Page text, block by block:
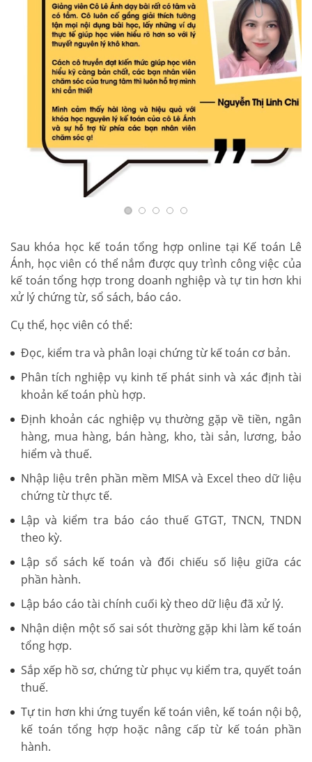
Sau khóa học kế toán tổng hợp online tại Kế toán Lê
Ánh, học viên có thể nắm được quy trình công việc của
kế toán tổng hợp trong doanh nghiệp và tự tin hơn khi
xử lý chứng từ, sổ sách, báo cáo.
Cụ thể, học viên có thể:
Đọc, kiểm tra và phân loại chứng từ kế toán cơ bản.
Phân tích nghiệp vụ kinh tế phát sinh và xác định tài
khoản kế toán phù hợp.
Định khoản các nghiệp vụ thường gặp về tiền, ngân
hàng, mua hàng, bán hàng, kho, tài sản, lương, bảo
hiểm và thuế.
Nhập liệu trên phần mềm MISA và Excel theo dữ liệu
chứng từ thực tế.
Lập và kiểm tra báo cáo thuế GTGT, TNCN, TNDN
theo kỳ.
Lập sổ sách kế toán và đối chiếu số liệu giữa các
phần hành.
Lập báo cáo tài chính cuối kỳ theo dữ liệu đã xử lý.
Nhận diện một số sai sót thường gặp khi làm kế toán
tổng hợp.
Sắp xếp hồ sơ, chứng từ phục vụ kiểm tra, quyết toán
thuế.
Tự tin hơn khi ứng tuyển kế toán viên, kế toán nội bộ,
kế toán tổng hợp hoặc nâng cấp từ kế toán phần
hành.